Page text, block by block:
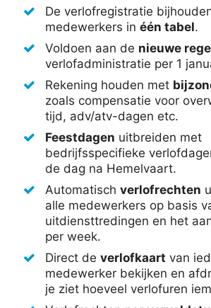
De verlofregistratie
medewerkers in één tabel.
Voldoen aan de nieuwe
verlofadministratie per 1
Rekening houden met
zoals compensatie voor
tijd, adv/atv-dagen etc.
Feestdagen uitbreiden met
bedrijfsspecifieke
de dag na Hemelvaart.
Automatisch verlofrechten
alle medewerkers op basis
uitdiensttredingen en het
per week.
Direct de verlofkaart van
medewerker bekijken en
je ziet hoeveel verlofuren